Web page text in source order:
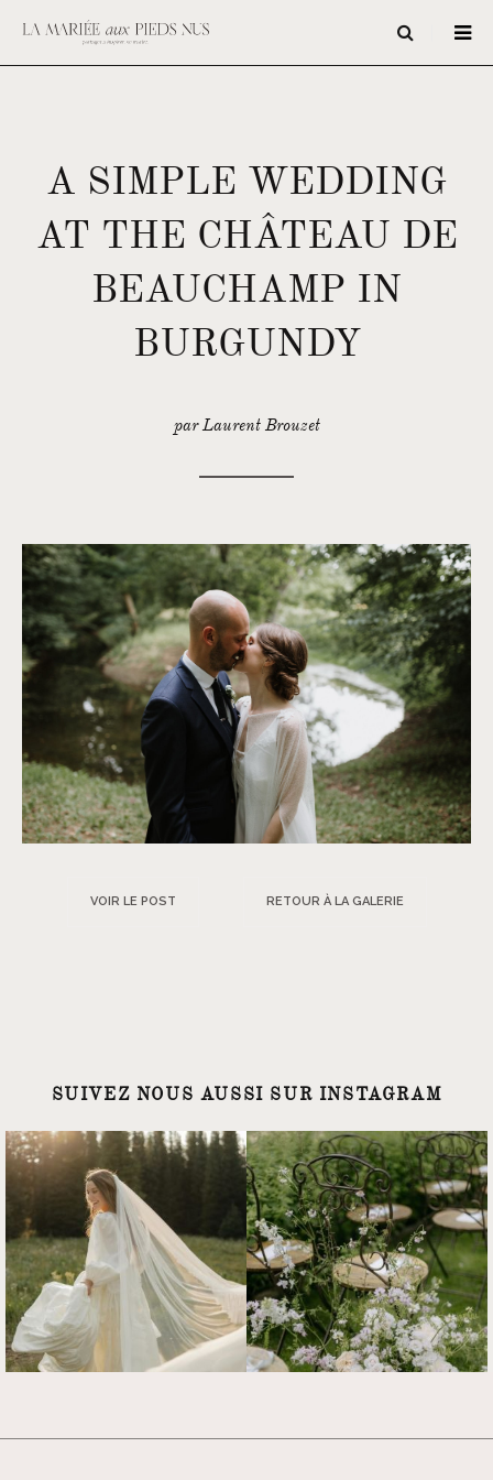
A SIMPLE WEDDING
AT THE CHÂTEAU DE
BEAUCHAMP IN
BURGUNDY
par Laurent Brouzet
VOIR LE POST RETOUR À LA GALERIE
SUIVEZ NOUS AUSSI SUR INSTAGRAM